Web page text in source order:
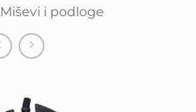
Miševi i podloge